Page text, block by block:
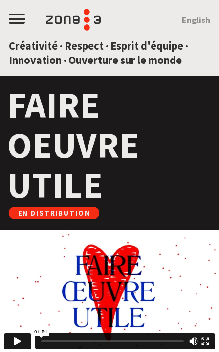
Menu
Créativité · Respect · Esprit d'équipe ·
Innovation · Ouverture sur le monde
English
FAIRE
OEUVRE
UTILE
EN DISTRIBUTION